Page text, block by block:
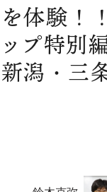
体験！
プ特別
潟・三